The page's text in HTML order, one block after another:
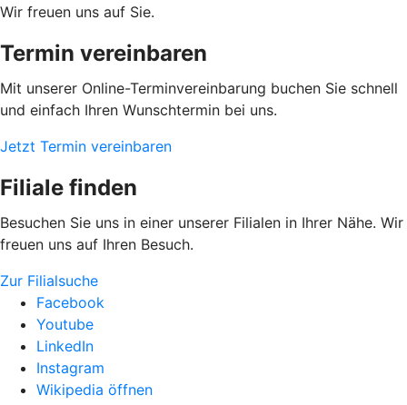
Wir freuen uns auf Sie.
Termin vereinbaren
Mit unserer Online-Terminvereinbarung buchen Sie schnell
und einfach Ihren Wunschtermin bei uns.
Jetzt Termin vereinbaren
Filiale finden
Besuchen Sie uns in einer unserer Filialen in Ihrer Nähe. Wir
freuen uns auf Ihren Besuch.
Zur Filialsuche
Facebook
Youtube
LinkedIn
Instagram
Wikipedia öffnen